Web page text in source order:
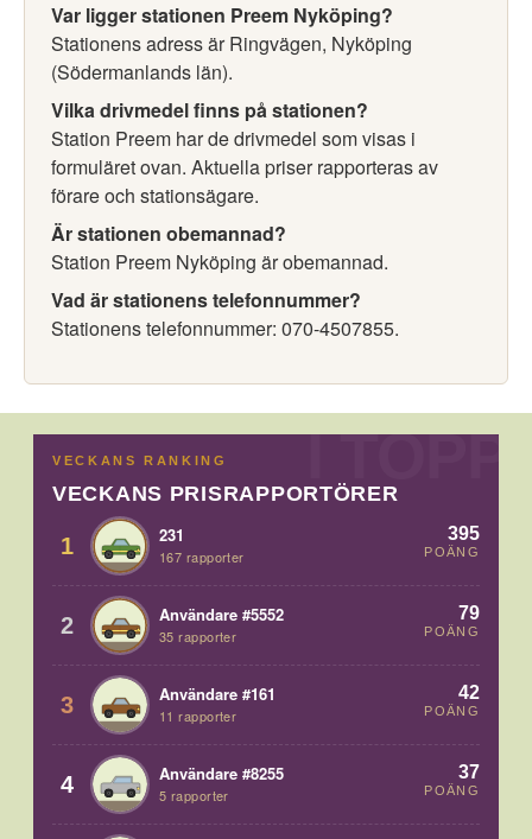
Var ligger stationen Preem Nyköping?
Stationens adress är Ringvägen, Nyköping
(Södermanlands län).
Vilka drivmedel finns på stationen?
Station Preem har de drivmedel som visas i
formuläret ovan. Aktuella priser rapporteras av
förare och stationsägare.
Är stationen obemannad?
Station Preem Nyköping är obemannad.
Vad är stationens telefonnummer?
Stationens telefonnummer: 070-4507855.
VECKANS RANKING
VECKANS PRISRAPPORTÖRER
1 231
167 rapporter
395
POÄNG
2 Användare #5552
35 rapporter
79
POÄNG
3 Användare #161
11 rapporter
42
POÄNG
4 Användare #8255
5 rapporter
37
POÄNG